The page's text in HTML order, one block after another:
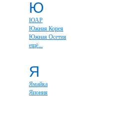
Ю
ЮАР
Южная Корея
Южная Осетия
ещё...
Я
Ямайка
Япония